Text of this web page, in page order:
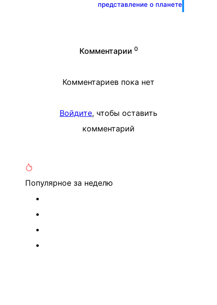
представление о планете
Комментарии 0
Комментариев пока нет
Войдите, чтобы оставить
комментарий
Популярное за неделю